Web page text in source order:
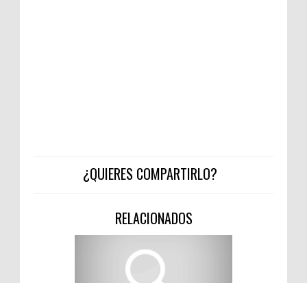
¿QUIERES COMPARTIRLO?
RELACIONADOS